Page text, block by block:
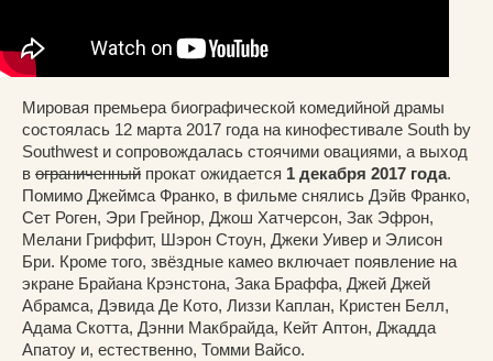
Мировая премьера биографической комедийной драмы
состоялась 12 марта 2017 года на кинофестивале South by
Southwest и сопровождалась стоячими овациями, а выход
в ограниченный прокат ожидается 1 декабря 2017 года.
Помимо Джеймса Франко, в фильме снялись Дэйв Франко,
Сет Роген, Эри Грейнор, Джош Хатчерсон, Зак Эфрон,
Мелани Гриффит, Шэрон Стоун, Джеки Уивер и Элисон
Бри. Кроме того, звёздные камео включает появление на
экране Брайана Крэнстона, Зака Браффа, Джей Джей
Абрамса, Дэвида Де Кото, Лиззи Каплан, Кристен Белл,
Адама Скотта, Дэнни Макбрайда, Кейт Аптон, Джадда
Апатоу и, естественно, Томми Вайсо.